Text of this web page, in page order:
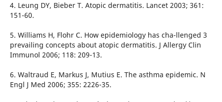
4. Leung DY, Bieber T. Atopic dermatitis. Lancet 2003; 361:
151-60.
5. Williams H, Flohr C. How epidemiology has cha-llenged 3
prevailing concepts about atopic dermatitis. J Allergy Clin
Immunol 2006; 118: 209-13.
6. Waltraud E, Markus J, Mutius E. The asthma epidemic. N
Engl J Med 2006; 355: 2226-35.